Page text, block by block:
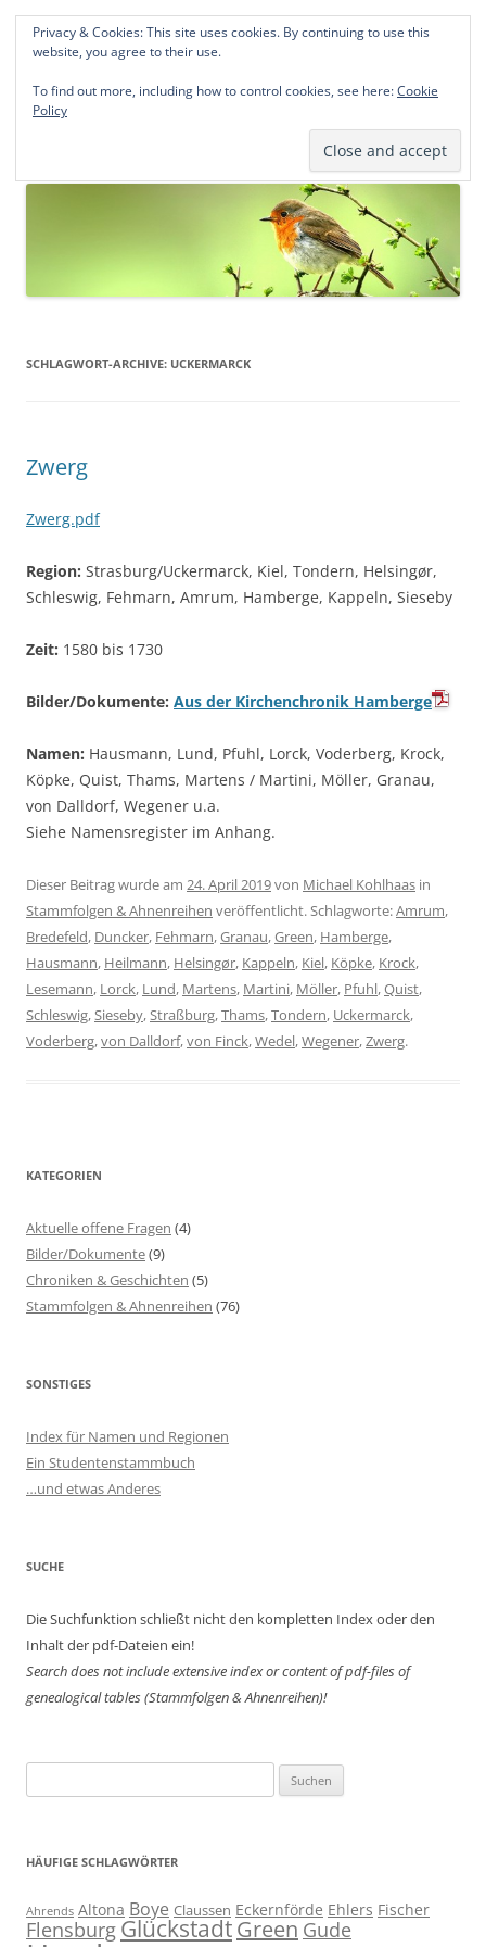
Norddeutsche Genealogien
Michael Kohlhaas und Jens Kirchhoff
springen
SCHLAGWORT-ARCHIVE: UCKERMARCK
Zwerg
Zwerg.pdf
Region: Strasburg/Uckermarck, Kiel, Tondern, Helsingør,
Schleswig, Fehmarn, Amrum, Hamberge, Kappeln, Sieseby
Zeit: 1580 bis 1730
Bilder/Dokumente: Aus der Kirchenchronik Hamberge
Namen: Hausmann, Lund, Pfuhl, Lorck, Voderberg, Krock,
Köpke, Quist, Thams, Martens / Martini, Möller, Granau,
von Dalldorf, Wegener u.a.
Siehe Namensregister im Anhang.
Dieser Beitrag wurde am 24. April 2019von Michael Kohlhaas in
Stammfolgen & Ahnenreihen veröffentlicht. Schlagworte:Amrum,
Bredefeld, Duncker, Fehmarn,Granau,Green, Hamberge,
Hausmann, Heilmann, Helsingør, Kappeln, Kiel, Köpke, Krock,
Lesemann, Lorck, Lund, Martens, Martini, Möller, Pfuhl,Quist,
Schleswig,Sieseby,Straßburg,Thams,Tondern, Uckermarck,
Voderberg,von Dalldorf,von Finck,Wedel,Wegener,Zwerg.
KATEGORIEN
Aktuelle offene Fragen (4)
Bilder/Dokumente(9)
Chroniken & Geschichten (5)
Stammfolgen & Ahnenreihen (76)
SONSTIGES
Index für Namen und Regionen
Ein Studentenstammbuch
…und etwas Anderes
SUCHE
Die Suchfunktion schließt nicht den kompletten Index oder den
Inhalt der pdf-Dateien ein!
Search does not include extensive index or content ofpdf-files of
genealogical tables (Stammfolgen & Ahnenreihen)!
nach:
HÄUFIGE SCHLAGWÖRTER
Ahrends Altona Boye Claussen Eckernförde Ehlers Fischer
Flensburg GlückstadtGreen Gude
Privacy & Cookies: This site uses cookies. By continuing to use this
website, you agree to their use.
To find out more, including how to control cookies, see here:Cookie
Policy